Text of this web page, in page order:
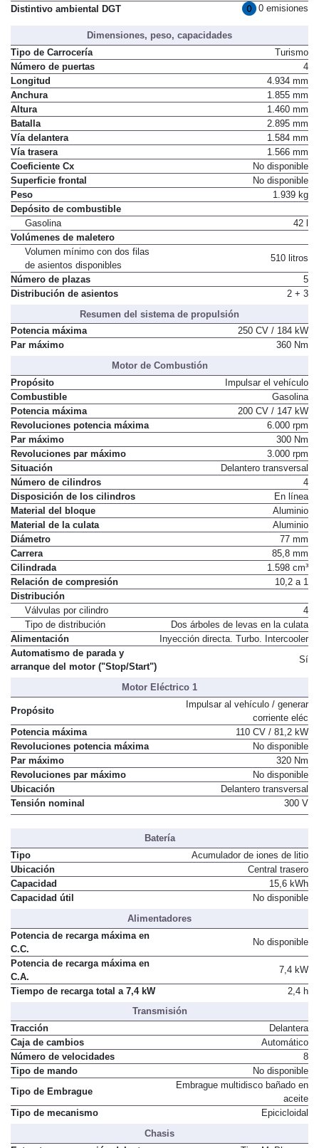
Distintivo ambiental DGT
0 emisiones
Dimensiones, peso, capacidades
Tipo de Carrocería
Turismo
Número de puertas
4
Longitud
4.934 mm
Anchura
1.855 mm
Altura
1.460 mm
Batalla
2.895 mm
Vía delantera
1.584 mm
Vía trasera
1.566 mm
Coeficiente Cx
No disponible
Superficie frontal
No disponible
Peso
1.939 kg
Depósito de combustible
Gasolina
42 l
Volúmenes de maletero
Volumen mínimo con dos filas
de asientos disponibles
510 litros
Número de plazas
5
Distribución de asientos
2 + 3
Resumen del sistema de propulsión
Potencia máxima
250 CV / 184 kW
Par máximo
360 Nm
Motor de Combustión
Propósito
Impulsar el vehículo
Combustible
Gasolina
Potencia máxima
200 CV / 147 kW
Revoluciones potencia máxima
6.000 rpm
Par máximo
300 Nm
Revoluciones par máximo
3.000 rpm
Situación
Delantero transversal
Número de cilindros
4
Disposición de los cilindros
En línea
Material del bloque
Aluminio
Material de la culata
Aluminio
Diámetro
77 mm
Carrera
85,8 mm
Cilindrada
1.598 cm³
Relación de compresión
10,2 a 1
Distribución
Válvulas por cilindro
4
Tipo de distribución
Dos árboles de levas en la culata
Alimentación
Inyección directa. Turbo. Intercooler
Automatismo de parada y
arranque del motor ("Stop/Start")
Sí
Motor Eléctrico 1
Propósito
Impulsar al vehículo / generar
corriente eléc
Potencia máxima
110 CV / 81,2 kW
Revoluciones potencia máxima
No disponible
Par máximo
320 Nm
Revoluciones par máximo
No disponible
Ubicación
Delantero transversal
Tensión nominal
300 V
Batería
Tipo
Acumulador de iones de litio
Ubicación
Central trasero
Capacidad
15,6 kWh
Capacidad útil
No disponible
Alimentadores
Potencia de recarga máxima en
C.C.
No disponible
Potencia de recarga máxima en
C.A.
7,4 kW
Tiempo de recarga total a 7,4 kW
2,4 h
Transmisión
Tracción
Delantera
Caja de cambios
Automático
Número de velocidades
8
Tipo de mando
No disponible
Tipo de Embrague
Embrague multidisco bañado en
aceite
Tipo de mecanismo
Epicicloidal
Chasis